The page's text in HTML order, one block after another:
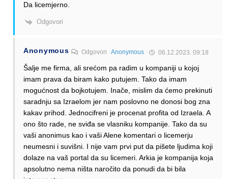
Da licemjerno.
Odgovori
Anonymous OdgovoriAnonymous 06.12.2023. 09:18
Šalje me firma, ali srećom pa radim u kompaniji u kojoj
imam prava da biram kako putujem. Tako da imam
mogućnost da bojkotujem. Inače, mislim da ćemo prekinuti
saradnju sa Izraelom jer nam poslovno ne donosi bog zna
kakav prihod. Jednocifreni je procenat profita od Izraela. A
ono što rade, ne sviđa se vlasniku kompanije. Tako da su
vaši anonimus kao i vaši Alene komentari o licemerju
neumesni i suvišni. I nije vam prvi put da pišete ljudima koji
dolaze na vaš portal da su licemeri. Arkia je kompanija koja
apsolutno nema ništa naročito da ponudi da bi bila